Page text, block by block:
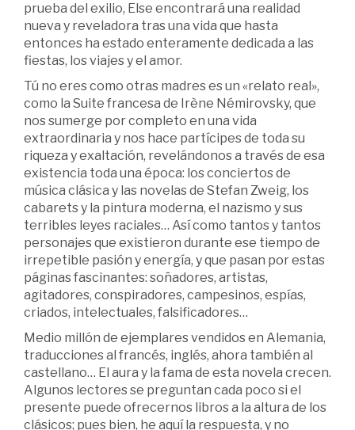
prueba del exilio, Else encontrará una realidad
nueva y reveladora tras una vida que hasta
entonces ha estado ente­ramente dedicada a las
fiestas, los viajes y el amor.
Tú no eres como otras madres es un «relato real»,
como la Suite francesa de Irène Némirovsky, que
nos sumerge por completo en una vida
extraordinaria y nos hace partícipes de toda su
riqueza y exaltación, revelándonos a través de esa
existencia toda una época: los conciertos de
música clásica y las novelas de Stefan Zweig, los
cabarets y la pintura moderna, el nazismo y sus
terribles leyes raciales… Así como tantos y tantos
personajes que existieron durante ese tiempo de
irrepetible pasión y energía, y que pasan por estas
páginas fascinantes: soñado­res, artistas,
agitadores, conspiradores, campesi­nos, espías,
criados, intelectuales, falsificadores…
Medio millón de ejemplares vendidos en Alema­nia,
traducciones al francés, inglés, ahora también al
castellano… El aura y la fama de esta novela crecen.
Algunos lectores se preguntan cada poco si el
presente puede ofrecernos libros a la altura de los
clásicos; pues bien, he aquí la respuesta, y no